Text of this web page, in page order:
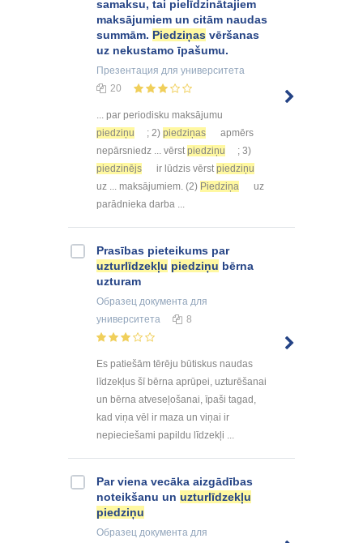
samaksu, tai pielīdzinātajiem
maksājumiem un citām naudas
summām. Piedziņas vēršanas
uz nekustamo īpašumu.
Презентация для университета
20
... par periodisku maksājumu
piedziņu
; 2) piedziņas
apmērs
nepārsniedz ... vērstpiedziņu
; 3)
piedzinējs
ir lūdzis vērstpiedziņu
uz ... maksājumiem. (2) Piedziņa
uz
parādnieka darba ...
Prasības pieteikums par
uzturlīdzekļu piedziņu bērna
uzturam
Образец документа для
университета
8
Es patiešām tērēju būtiskus naudas
līdzekļus šī bērna aprūpei, uzturēšanai
un bērna atveseļošanai, īpaši tagad,
kad viņa vēl ir maza un viņai ir
nepieciešami papildu līdzekļi ...
Par viena vecāka aizgādības
noteikšanu un uzturlīdzekļu
piedziņu
Образец документа для